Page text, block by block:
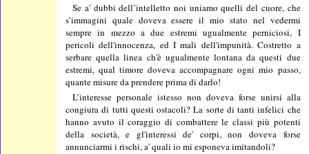
Se a' dubbi dell’intelletto noi uniamo quelli del cuore, che
s’immagini quale doveva essere il mio stato nel vedermi
sempre in mezzo a due estremi ugualmente perniciosi, I
pericoli dell'innocenza, ed I mali dell'impunità. Costretto a
serbare quella linea ch'è ugualmente lontana da questi due
estremi, qual timore doveva accompagnare ogni mio passo,
quante misure da prendere prima di darlo!
L’interesse personale istesso non doveva forse unirsi alla
congiura di tutti questi ostacoli? La sorte di tanti infelici che
hanno avuto il coraggio di combattere le classi più potenti
della società, e gl'interessi de' corpi, non doveva forse
annunciarmi i rischi, a' quali io mi esponeva imitandoli?